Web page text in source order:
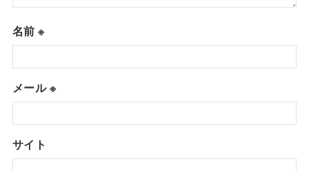
名前※
メール※
サイト